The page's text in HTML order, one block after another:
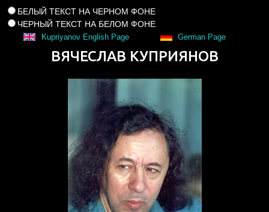
БЕЛЫЙ ТЕКСТ НА ЧЕРНОМ ФОНЕ
ЧЕРНЫЙ ТЕКСТ НА БЕЛОМ ФОНЕ
Kupriyanov English Page German Page
ВЯЧЕСЛАВ КУПРИЯНОВ